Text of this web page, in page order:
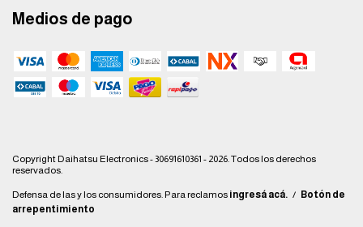
Medios de pago
Copyright Daihatsu Electronics - 30691610361 - 2026. Todos los derechos
reservados.
Defensa de las y los consumidores. Para reclamos ingresá acá. / Botón de
arrepentimiento